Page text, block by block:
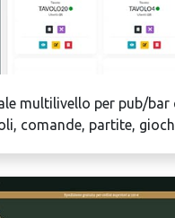
multilivello per pub/bar
comande, partite,